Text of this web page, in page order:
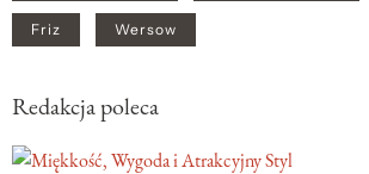
Friz Wersow
Redakcja poleca